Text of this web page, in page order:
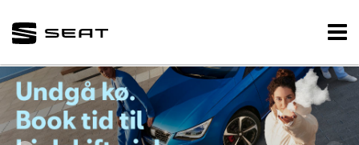
BRUGTE BILER
VÆRKSTED